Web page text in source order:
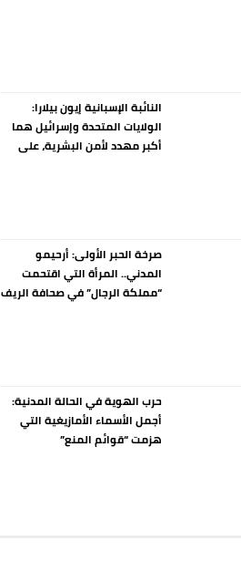
النائبة الإسبانية إيون بيلارا:
الولايات المتحدة وإسرائيل هما
أكبر مهدد لأمن البشرية، على
صرخة الحبر الأولى: أرحيمو
المدني.. المرأة التي اقتحمت
“مملكة الرجال” في صحافة الريف
حرب الهوية في الحالة المدنية:
أجمل الأسماء الأمازيغية التي
هزمت “قوائم المنع”